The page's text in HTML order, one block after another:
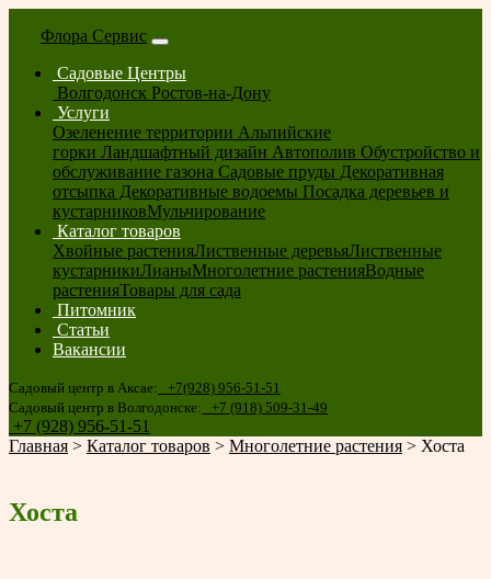
Флора Сервис
Садовые Центры
Волгодонск Ростов-на-Дону
Услуги
Озеленение территории Альпийские
горки Ландшафтный дизайн Автополив Обустройство и
обслуживание газона Садовые пруды Декоративная
отсыпка Декоративные водоемы Посадка деревьев и
кустарниковМульчирование
Каталог товаров
Хвойные растенияЛиственные деревьяЛиственные
кустарникиЛианыМноголетние растенияВодные
растенияТовары для сада
Питомник
Статьи
Вакансии
Садовый центр в Аксае:
+7(928) 956-51-51
Садовый центр в Волгодонске:
+7 (918) 509-31-49
+7 (928) 956-51-51
Главная > Каталог товаров > Многолетние растения > Хоста
Хоста